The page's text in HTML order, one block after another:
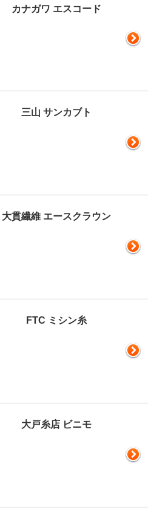
カナガワ エスコード
三山 サンカブト
大貫繊維 エースクラウン
FTC ミシン糸
大戸糸店 ビニモ